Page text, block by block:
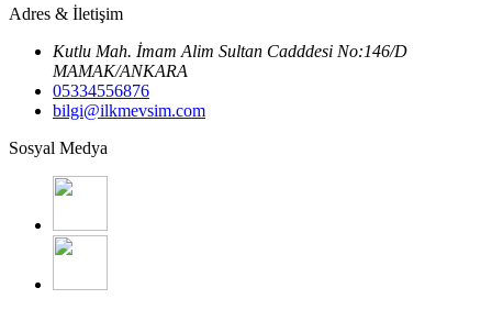
Adres & İletişim
Kutlu Mah. İmam Alim Sultan Cadddesi No:146/D
MAMAK/ANKARA
05334556876
bilgi@ilkmevsim.com
Sosyal Medya